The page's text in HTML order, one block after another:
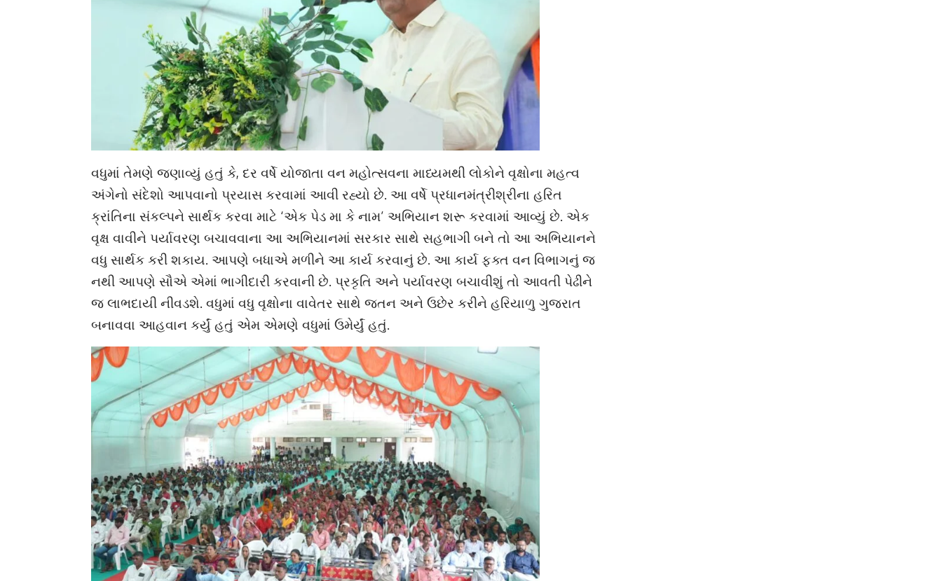
વધુમાં તેમણે જણાવ્યું હતું કે, દર વર્ષે યોજાતા વન મહોત્સવના માધ્યમથી લોકોને વૃક્ષોના મહત્વ
અંગેનો સંદેશો આપવાનો પ્રયાસ કરવામાં આવી રહ્યો છે. આ વર્ષે પ્રધાનમંત્રીશ્રીના હરિત
ક્રાંતિના સંકલ્પને સાર્થક કરવા માટે ‘એક પેડ મા કે નામ’ અભિયાન શરૂ કરવામાં આવ્યું છે. એક
વૃક્ષ વાવીને પર્યાવરણ બચાવવાના આ અભિયાનમાં સરકાર સાથે સહભાગી બને તો આ અભિયાનને
વધુ સાર્થક કરી શકાય. આપણે બધાએ મળીને આ કાર્ય કરવાનું છે. આ કાર્ય ફક્ત વન વિભાગનું જ
નથી આપણે સૌએ એમાં ભાગીદારી કરવાની છે. પ્રકૃતિ અને પર્યાવરણ બચાવીશું તો આવતી પેઢીને
જ લાભદાયી નીવડશે. વધુમાં વધુ વૃક્ષોના વાવેતર સાથે જતન અને ઉછેર કરીને હરિયાળુ ગુજરાત
બનાવવા આહવાન કર્યું હતું એમ એમણે વધુમાં ઉમેર્યું હતું.